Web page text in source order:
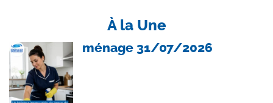
À la Une
ménage 31/07/2026